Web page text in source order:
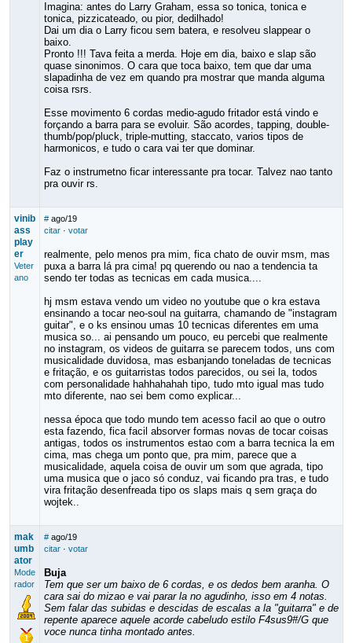
Imagina: antes do Larry Graham, essa so tonica, tonica e
tonica, pizzicateado, ou pior, dedilhado!
Dai um dia o Larry ficou sem batera, e resolveu slappear o
baixo.
Pronto !!! Tava feita a merda. Hoje em dia, baixo e slap são
quase sinonimos. O cara que toca baixo, tem que dar uma
slapadinha de vez em quando pra mostrar que manda alguma
coisa rsrs.
Esse movimento 6 cordas medio-agudo fritador está vindo e
forçando a barra para se evoluir. São acordes, tapping, double-
thumb/pop/pluck, triple-mutting, staccato, varios tipos de
harmonicos, e tudo o cara vai ter que dominar.
Faz o instrumetno ficar interessante pra tocar. Talvez nao tanto
pra ouvir rs.
vinib
ass
play
er
Veter
ano
# ago/19
citar· votar
realmente, pelo menos pra mim, fica chato de ouvir msm, mas
puxa a barra lá pra cima! pq querendo ou nao a tendencia ta
sendo ter todas as tecnicas em cada musica....
hj msm estava vendo um video no youtube que o kra estava
ensinando a tocar neo-soul na guitarra, chamando de "instagram
guitar", e o ks ensinou umas 10 tecnicas diferentes em uma
musica so... ai pensando um pouco, eu percebi que realmente
no instagram, os videos de guitarra se parecem todos, uns com
musicalidade duvidosa, mas esbanjando toneladas de tecnicas
e fritação, e os guitarristas todos parecidos, ou sei la, todos
com personalidade hahhahahah tipo, tudo mto igual mas tudo
mto diferente, nao sei bem como explicar...
nessa época que todo mundo tem acesso facil ao que o outro
esta fazendo, fica facil absorver formas novas de tocar coisas
antigas, todos os instrumentos estao com a barra tecnica la em
cima, mas chega um ponto que, pra mim, parece que a
musicalidade, aquela coisa de ouvir um som que agrada, tipo
uma musica que o jaco só conduz, vai ficando pra tras, e tudo
vira fritação desenfreada tipo os slaps mais q sem graça do
wojtek..
mak
umb
ator
Mode
rador
# ago/19
citar· votar
Buja
Tem que ser um baixo de 6 cordas, e os dedos bem aranha. O
cara sai do mizao e vai parar la no agudinho, isso em 4 notas.
Sem falar das subidas e descidas de escalas a la "guitarra" e de
repente aparece aquele acorde cabeludo estilo F4sus9#/G que
voce nunca tinha montado antes.